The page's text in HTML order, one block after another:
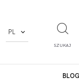
PL
SZUKAJ
BLOG